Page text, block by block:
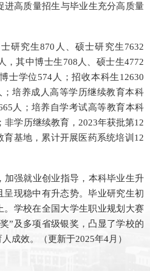
进高质量招生与毕业生充分高质量
研究生870人、硕士研究生7632
，其中博士生708人、硕士生4772
士学位574人；招收本科生12630
；培养成人高等学历继续教育本科
人；培养自学考试高等教育本科
非学历继续教育，2023年获批第12
基地，累计开展医药系统培训12
加强就业创业指导，本科毕业生升
现稳中有升态势。毕业研究生初
。学校在全国大学生职业规划大赛
”及多项省级银奖，凸显了学校的
成效。（更新于2025年4月）